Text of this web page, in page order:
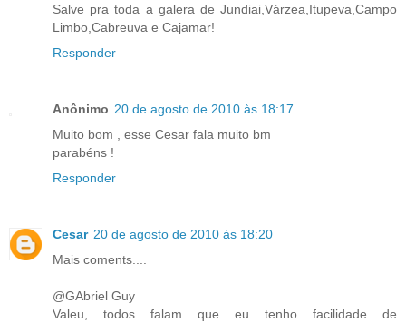
Salve pra toda a galera de Jundiai,Várzea,Itupeva,Campo
Limbo,Cabreuva e Cajamar!
Responder
Anônimo 20 de agosto de 2010 às 18:17
Muito bom , esse Cesar fala muito bm
parabéns !
Responder
Cesar 20 de agosto de 2010 às 18:20
Mais coments....
@GAbriel Guy
Valeu, todos falam que eu tenho facilidade de